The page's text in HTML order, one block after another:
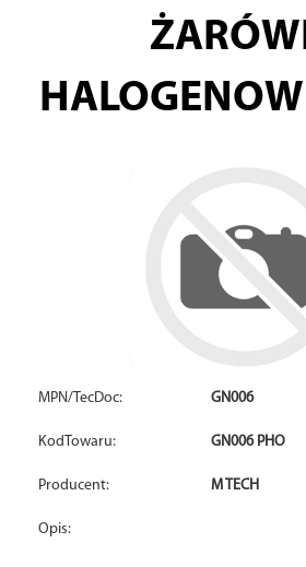
MPN/TecDoc: GN006
KodTowaru: GN006 PHO
Producent: M TECH
Opis: